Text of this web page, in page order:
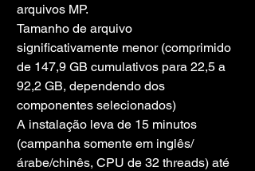
arquivos MP.
Tamanho de arquivo
significativamente menor (comprimido
de 147,9 GB cumulativos para 22,5 a
92,2 GB, dependendo dos
componentes selecionados)
A instalação leva de 15 minutos
(campanha somente em inglês/
árabe/chinês, CPU de 32 threads) até